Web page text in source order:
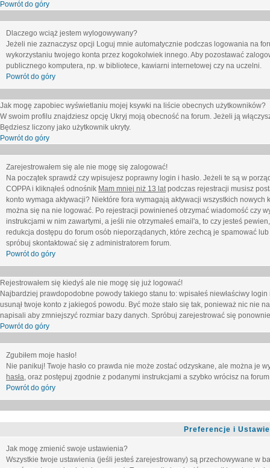
Powrót do góry
Dlaczego wciąż jestem wylogowywany?
Jeżeli nie zaznaczysz opcji Loguj mnie automatycznie podczas logowania na
wykorzystaniu twojego konta przez kogokolwiek innego. Aby pozostawać
publicznego komputera, np. w bibliotece, kawiarni internetowej czy na uczelni.
Powrót do góry
Jak mogę zapobiec wyświetlaniu mojej ksywki na liście obecnych użytkowników?
W swoim profilu znajdziesz opcję Ukryj moją obecność na forum. Jeżeli ją
Będziesz liczony jako użytkownik ukryty.
Powrót do góry
Zarejestrowałem się ale nie mogę się zalogować!
Na początek sprawdź czy wpisujesz poprawny login i hasło. Jeżeli te są w
COPPA i kliknąłeś odnośnik Mam mniej niż 13 latpodczas rejestracji musisz
konto wymaga aktywacji? Niektóre fora wymagają aktywacji wszystkich
można się na nie logować. Po rejestracji powinieneś otrzymać wiadomość czy
instrukcjami w nim zawartymi, a jeśli nie otrzymałeś email'a, to czy jesteś
redukcja dostępu do forum osób nieporządanych, które zechcą je spamować
spróbuj skontaktować się z administratorem forum.
Powrót do góry
Rejestrowałem się kiedyś ale nie mogę się już logować!
Najbardziej prawdopodobne powody takiego stanu to: wpisałeś niewłaściwy
usunął twoje konto z jakiegoś powodu. Być może stało się tak, ponieważ nic nie
napisali aby zmniejszyć rozmiar bazy danych. Spróbuj zarejestrować się
Powrót do góry
Zgubiłem moje hasło!
Nie panikuj! Twoje hasło co prawda nie może zostać odzyskane, ale można je
hasła, oraz postępuj zgodnie z podanymi instrukcjami a szybko wrócisz na forum
Powrót do góry
Preferencje i
Jak mogę zmienić swoje ustawienia?
Wszystkie twoje ustawienia (jeśli jesteś zarejestrowany) są przechowywane w